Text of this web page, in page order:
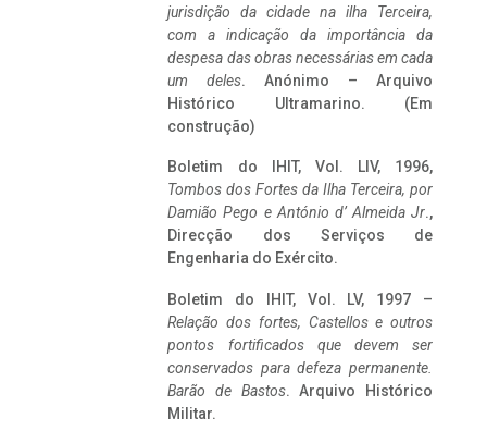
jurisdição da cidade na ilha Terceira,
com a indicação da importância da
despesa das obras necessárias em cada
um deles. Anónimo – Arquivo
Histórico Ultramarino. (Em
construção)
Boletim do IHIT, Vol. LIV, 1996,
Tombos dos Fortes da Ilha Terceira, por
Damião Pego e António d’ Almeida Jr.,
Direcção dos Serviços de
Engenharia do Exército.
Boletim do IHIT, Vol. LV, 1997 –
Relação dos fortes, Castellos e outros
pontos fortificados que devem ser
conservados para defeza permanente.
Barão de Bastos. Arquivo Histórico
Militar.